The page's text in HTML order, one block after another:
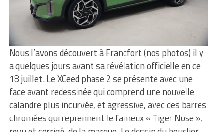
Nous l’avons découvert à Francfort (nos photos) il y
a quelques jours avant sa révélation officielle en ce
18 juillet. Le XCeed phase 2 se présente avec une
face avant redessinée qui comprend une nouvelle
calandre plus incurvée, et agressive, avec des barres
chromées qui reprennent le fameux « Tiger Nose »,